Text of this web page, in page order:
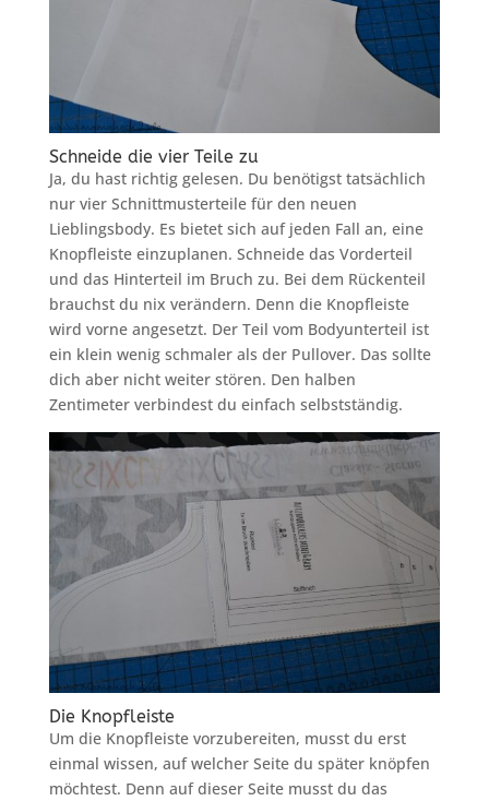
Schneide die vier Teile zu
Ja, du hast richtig gelesen. Du benötigst tatsächlich
nur vier Schnittmusterteile für den neuen
Lieblingsbody. Es bietet sich auf jeden Fall an, eine
Knopfleiste einzuplanen. Schneide das Vorderteil
und das Hinterteil im Bruch zu. Bei dem Rückenteil
brauchst du nix verändern. Denn die Knopfleiste
wird vorne angesetzt. Der Teil vom Bodyunterteil ist
ein klein wenig schmaler als der Pullover. Das sollte
dich aber nicht weiter stören. Den halben
Zentimeter verbindest du einfach selbstständig.
Die Knopfleiste
Um die Knopfleiste vorzubereiten, musst du erst
einmal wissen, auf welcher Seite du später knöpfen
möchtest. Denn auf dieser Seite musst du das